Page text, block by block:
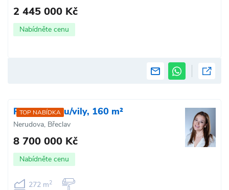
2 445 000 Kč
Nabídněte cenu
TOP NABÍDKA
Prodej domu/vily, 160 m²
Nerudova, Břeclav
8 700 000 Kč
Nabídněte cenu
272 m2